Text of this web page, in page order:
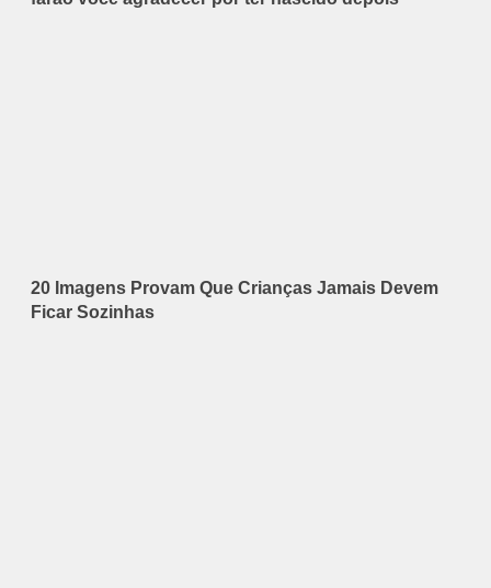
20 Imagens Provam Que Crianças Jamais Devem
Ficar Sozinhas